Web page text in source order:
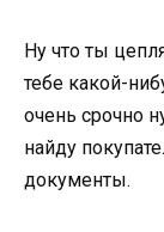
Ну что ты
тебе какой-
очень срочно
найду
документы.